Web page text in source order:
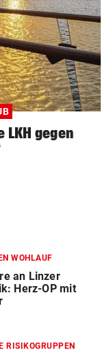
gegen
WOHLAUF
an Linzer
Herz-OP mit
RISIKOGRUPPEN